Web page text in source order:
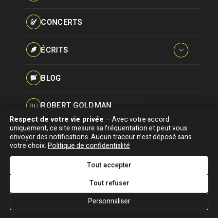
Pseudonymes
CONCERTS
ÉCRITS
Interviews
Hommages
BLOG
RG ROBERT GOLDMAN
PG PIERRE GOLDMAN
J&MJJG & MOI
Biographie
Discographie
Vidéographie
Concerts
Blog
Association "Parler d'sa vie" © Depuis 1997 - Tous droits réservés |
Signaler une erreur |Confidentialité|Gestion des cookies|Dernière
mise à jour : 05/08/2026
DESIGNED &
DEVELOPED BY
Respect de votre vie privée — Avec votre accord
uniquement, ce site mesure sa fréquentation et peut vous
envoyer des notifications. Aucun traceur n’est déposé sans
votre choix.Politique de confidentialité
Tout accepter
Tout refuser
Personnaliser